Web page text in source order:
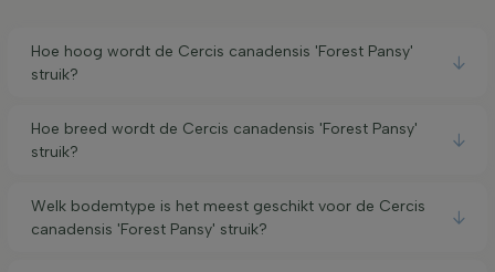
Hoe hoog wordt de Cercis canadensis 'Forest Pansy'
struik?
Hoe breed wordt de Cercis canadensis 'Forest Pansy'
struik?
Welk bodemtype is het meest geschikt voor de Cercis
canadensis 'Forest Pansy' struik?